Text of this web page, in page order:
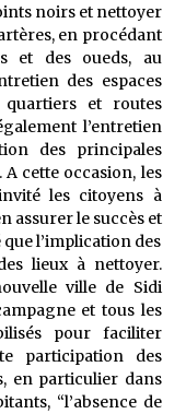
les contes et à
noirs et nettoyer
en procédant
et des oueds, au
des espaces
quartiers et routes
l’entretien
des principales
cette occasion, les
les citoyens à
assurer le succès et
l’implication des
lieux à nettoyer.
ville de Sidi
et tous les
pour faciliter
participation des
en particulier dans
“l’absence de